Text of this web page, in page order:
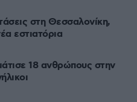
στη Θεσσαλονίκη,
εστιατόρια
18 ανθρώπους στην